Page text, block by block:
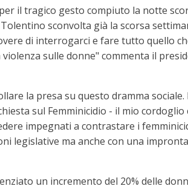
il tragico gesto compiuto la notte
sconvolta già la scorsa
di interrogarci e fare tutto quello
sulle donne" commenta il
la presa su questo dramma sociale.
sul Femminicidio - il mio cordoglio
impegnati a contrastare i
legislative ma anche con una
un incremento del 20% delle